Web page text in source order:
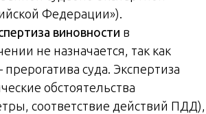
Федерации»).
виновности в
не назначается, так как
суда. Экспертиза
обстоятельства
соответствие действий ПДД),